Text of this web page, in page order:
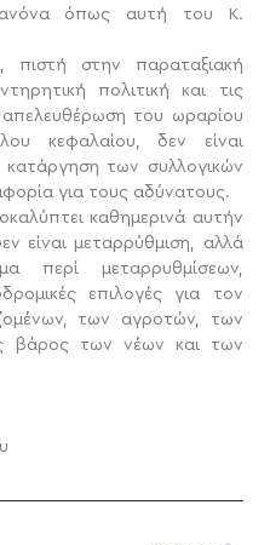
όπως αυτή του Κ.
στην παραταξιακή
πολιτική και τις
απελευθέρωση του ωραρίου
κεφαλαίου, δεν είναι
κατάργηση των συλλογικών
για τους αδύνατους.
καθημερινά αυτήν
είναι μεταρρύθμιση, αλλά
περί μεταρρυθμίσεων,
επιλογές για τον
των αγροτών, των
βάρος των νέων και των